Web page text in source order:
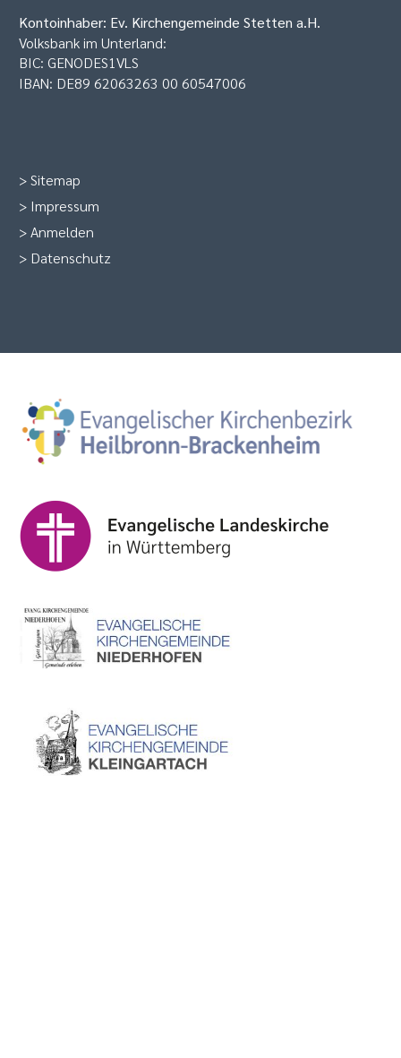
Kontoinhaber: Ev. Kirchengemeinde Stetten a.H.
Volksbank im Unterland:
BIC: GENODES1VLS
IBAN: DE89 62063263 00 60547006
>Sitemap
> Impressum
>Anmelden
> Datenschutz